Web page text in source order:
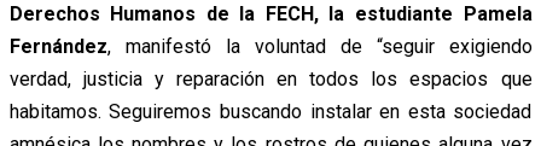
Derechos Humanos de la FECH, la estudiante Pamela
Fernández, manifestó la voluntad de “seguir exigiendo
verdad, justicia y reparación en todos los espacios que
habitamos. Seguiremos buscando instalar en esta sociedad